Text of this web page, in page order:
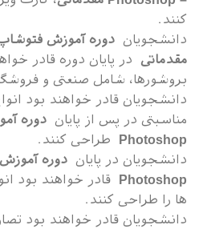
کنند.
دانشجویان
مقدماتی در پایان دوره قادر
بروشورها، شامل صنعتی و
دانشجویان قادر خواهند بود
مناسبتی در پس از پایان دوره
Photoshop طراحی کنند.
دانشجویان در پایان دوره
Photoshop قادر خواهند بود
ها را طراحی کنند.
دانشجویان قادر خواهند بود